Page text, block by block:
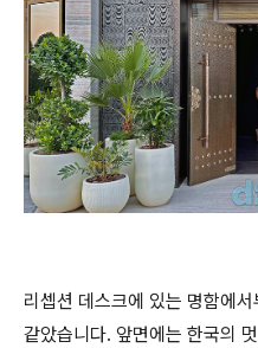
리셉션 데스크에 있는 명함에
같았습니다. 앞면에는 한국의